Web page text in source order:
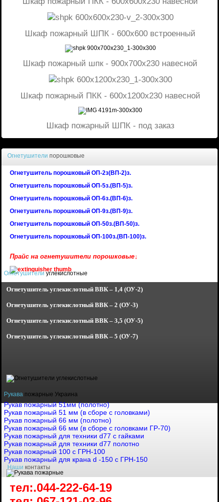
Шкаф пожарный ШПК - 600х600 встроенный
Шкаф пожарный шпк - 900х700x230 навесной
Шкаф пожарный ПКК - 600x1200x230 навесной
Шкаф пожарный ШПК - под заказ
Огнетушители порошковые
Огнетушитель порошковый ОП-2з(ВП-2)з.
Огнетушитель порошковый ОП-5з.(ВП-5)з.
Огнетушитель порошковый ОП-6з.(ВП-6)з.
Огнетушитель порошковый ОП-9з.(ВП-9)з.
Огнетушитель порошковый ОП-50з.(ВП-50)з.
Огнетушитель порошковый ОП-100з.(ВП-100)з.
Прайс на огнетушители порошковые↓
Огнетушителиуглекислотные
Огнетушитель углекислотный ВВК – 1,4 (ОУ-2)
Огнетушитель углекислотный ВВК – 2 (ОУ-3)
Огнетушитель углекислотный ВВК – 3,5 (ОУ-5)
Огнетушитель углекислотный ВВК – 5 (ОУ-7)
Рукава пожарные Украина
Рукав пожарный 51мм (полотно)
Рукав пожарный 51 мм (в сборе с головками)
Рукав пожарный 66 мм (полотно)
Рукав пожарный 66 мм (в сборе с головками ГР-70)
Рукав пожарный для техники d77 с гайками
Рукав пожарный для техники d77 полотно
Рукав пожарный 100 с ГРН-100
Рукав пожарный для крана d -150 с ГРН-150
Наши контакты
тел:.044-222-64-19